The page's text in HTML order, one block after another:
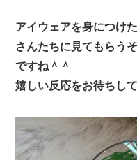
アイウェアを身につけ
さんたちに見てもらう
ですね＾＾
嬉しい反応をお待ちし